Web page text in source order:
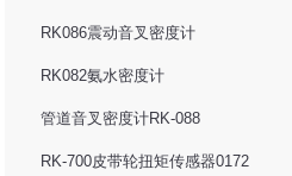
RK086震动音叉密度计
RK082氨水密度计
管道音叉密度计RK-088
RK-700皮带轮扭矩传感器0172